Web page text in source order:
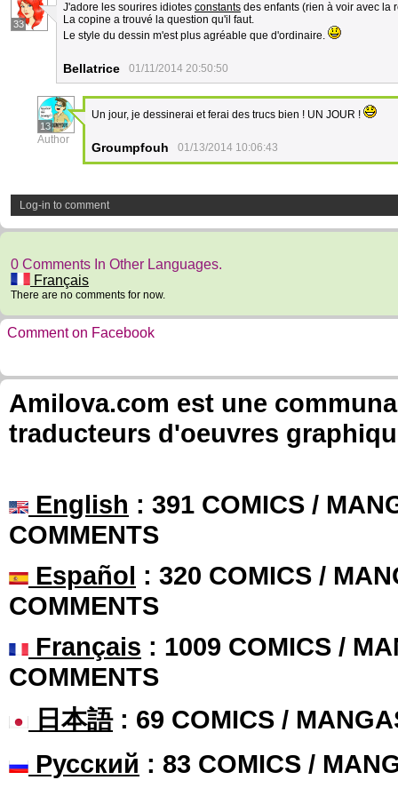
33
J'adore les sourires idiotes constants des enfants (rien à voir avec la
La copine a trouvé la question qu'il faut.
Le style du dessin m'est plus agréable que d'ordinaire.
Bellatrice 01/11/2014 20:50:50
13
Author
Un jour, je dessinerai et ferai des trucs bien ! UN JOUR !
Groumpfouh 01/13/2014 10:06:43
Log-in to comment
0 Comments In Other Languages.
Français
There are no comments for now.
Comment on Facebook
Amilova.com est une
traducteurs d'oeuvres
English : 391 COMICS /
COMMENTS
Español : 320 COMICS /
COMMENTS
Français : 1009 COMICS /
COMMENTS
日本語: 69 COMICS /
Русский : 83 COMICS /